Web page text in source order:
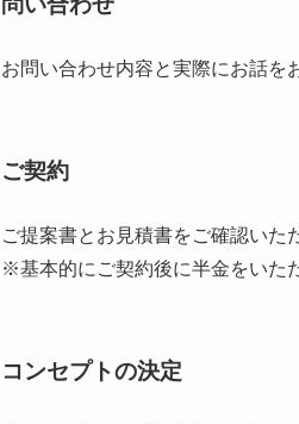
お問い合わせ内容と実際にお話を
ご契約
ご提案書とお見積書をご確認いた
※基本的にご契約後に半金をいた
コンセプトの決定